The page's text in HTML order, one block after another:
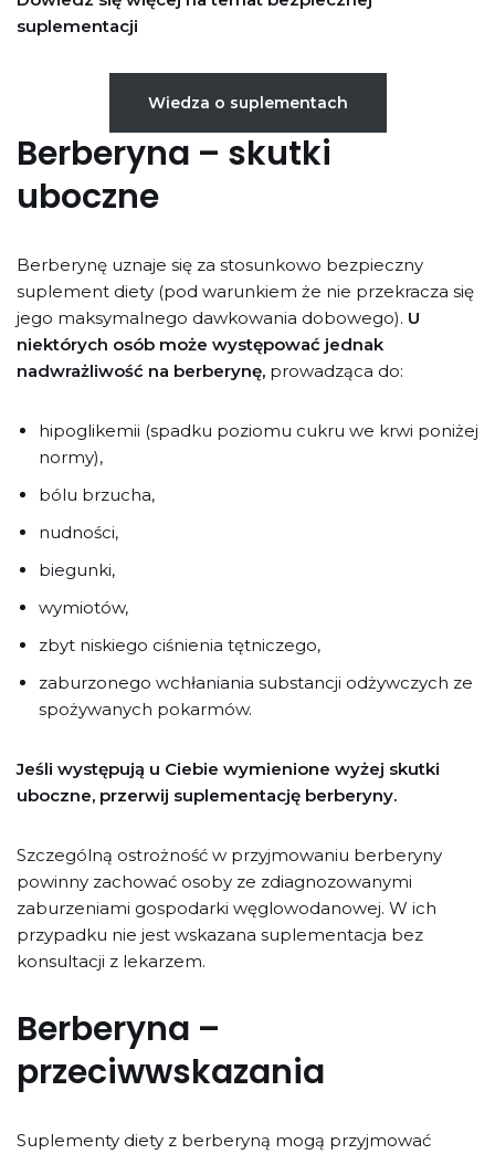
suplementacji
Wiedza o suplementach
Berberyna – skutki
uboczne
Berberynę uznaje się za stosunkowo bezpieczny
suplement diety (pod warunkiem że nie przekracza się
jego maksymalnego dawkowania dobowego). U
niektórych osób może występować jednak
nadwrażliwość na berberynę, prowadząca do:
hipoglikemii (spadku poziomu cukru we krwi poniżej
normy),
bólu brzucha,
nudności,
biegunki,
wymiotów,
zbyt niskiego ciśnienia tętniczego,
zaburzonego wchłaniania substancji odżywczych ze
spożywanych pokarmów.
Jeśli występują u Ciebie wymienione wyżej skutki
uboczne, przerwij suplementację berberyny.
Szczególną ostrożność w przyjmowaniu berberyny
powinny zachować osoby ze zdiagnozowanymi
zaburzeniami gospodarki węglowodanowej. W ich
przypadku nie jest wskazana suplementacja bez
konsultacji z lekarzem.
Berberyna –
przeciwwskazania
Suplementy diety z berberyną mogą przyjmować